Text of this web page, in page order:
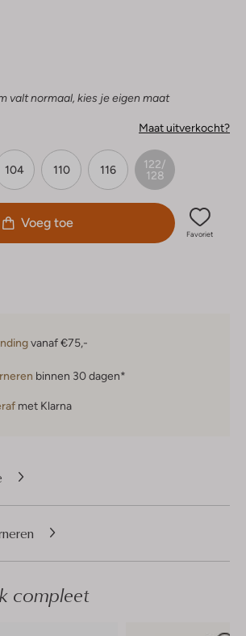
valt normaal, kies je eigen maat
Maat uitverkocht?
104 110 116
122/
128
Voeg toe
Favoriet
vanaf €75,-
binnen 30 dagen*
met Klarna
compleet